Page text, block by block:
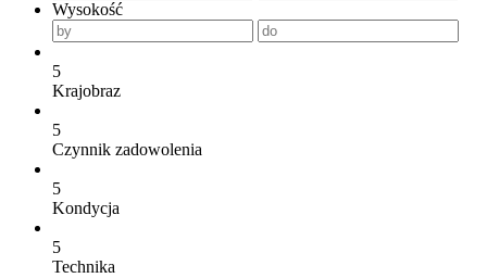
Wysokość
5
Krajobraz
5
Czynnik zadowolenia
5
Kondycja
5
Technika